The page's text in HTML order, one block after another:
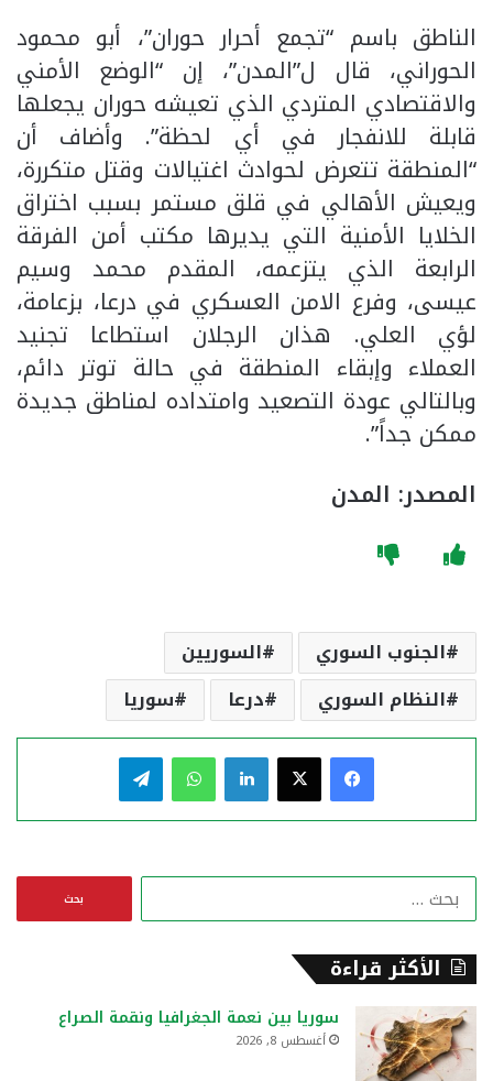
الناطق باسم “تجمع أحرار حوران”، أبو محمود
الحوراني، قال ل”المدن”، إن “الوضع الأمني
والاقتصادي المتردي الذي تعيشه حوران يجعلها
قابلة للانفجار في أي لحظة”. وأضاف أن
“المنطقة تتعرض لحوادث اغتيالات وقتل متكررة،
ويعيش الأهالي في قلق مستمر بسبب اختراق
الخلايا الأمنية التي يديرها مكتب أمن الفرقة
الرابعة الذي يتزعمه، المقدم محمد وسيم
عيسى، وفرع الامن العسكري في درعا، بزعامة،
لؤي العلي. هذان الرجلان استطاعا تجنيد
العملاء وإبقاء المنطقة في حالة توتر دائم،
وبالتالي عودة التصعيد وامتداده لمناطق جديدة
ممكن جداً”.
المصدر: المدن
الجنوب السوري
السوريين
النظام السوري
درعا سوريا
فيسبوك لينكدإن واتساب
ن
الأكثر قراءة
سوريا بين نعمة الجغرافيا ونقمة الصراع
أغسطس 8, 2026